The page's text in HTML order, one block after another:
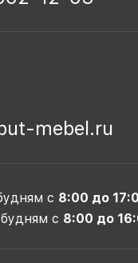
mebel.ru
с 8:00 до
с 8:00 до